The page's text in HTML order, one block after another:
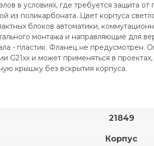
в условиях, где требуется защита от
из поликарбоната. Цвет корпуса
блоков автоматики,
монтажа и направляющие для
- пластик. Фланец не предусмотрен.
G21xx и может применяться в
крышку без вскрытия корпуса.
21849
Корпус